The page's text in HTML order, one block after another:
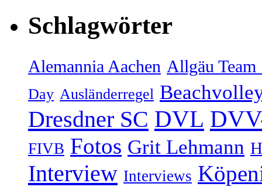
Schlagwörter
Alemannia Aachen Allgäu Team
Day Ausländerregel
Dresdner SC DVL
FIVB Fotos Grit Lehmann
Interview Interviews